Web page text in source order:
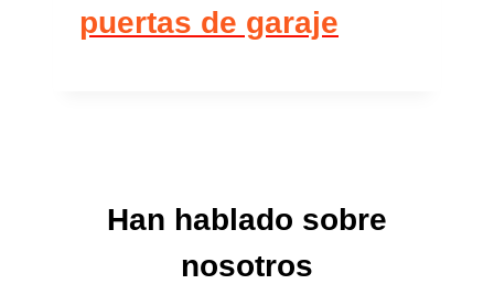
puertas de garaje
Han hablado sobre
nosotros